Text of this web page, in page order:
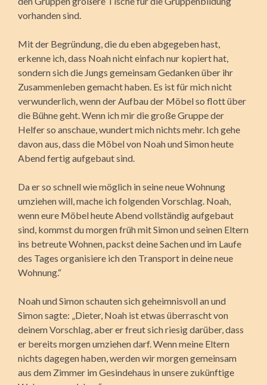
vorhanden sind.
Mit der Begründung, die du eben abgegeben hast,
erkenne ich, dass Noah nicht einfach nur kopiert hat,
sondern sich die Jungs gemeinsam Gedanken über ihr
Zusammenleben gemacht haben. Es ist für mich nicht
verwunderlich, wenn der Aufbau der Möbel so flott über
die Bühne geht. Wenn ich mir die große Gruppe der
Helfer so anschaue, wundert mich nichts mehr. Ich gehe
davon aus, dass die Möbel von Noah und Simon heute
Abend fertig aufgebaut sind.
Da er so schnell wie möglich in seine neue Wohnung
umziehen will, mache ich folgenden Vorschlag. Noah,
wenn eure Möbel heute Abend vollständig aufgebaut
sind, kommst du morgen früh mit Simon und seinen Eltern
ins betreute Wohnen, packst deine Sachen und im Laufe
des Tages organisiere ich den Transport in deine neue
Wohnung.“
Noah und Simon schauten sich geheimnisvoll an und
Simon sagte: „Dieter, Noah ist etwas überrascht von
deinem Vorschlag, aber er freut sich riesig darüber, dass
er bereits morgen umziehen darf. Wenn meine Eltern
nichts dagegen haben, werden wir morgen gemeinsam
aus dem Zimmer im Gesindehaus in unsere zukünftige